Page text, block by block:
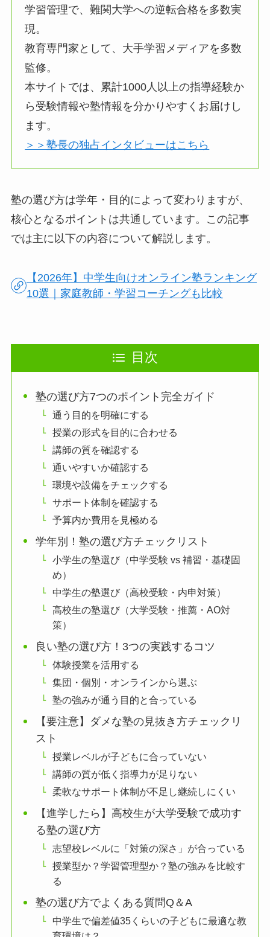
学習管理で、難関大学への逆転合格を多数実
現。
教育専門家として、大手学習メディアを多数
監修。
本サイトでは、累計1000人以上の指導経験か
ら受験情報や塾情報を分かりやすくお届けし
ます。
＞＞塾長の独占インタビューはこちら
塾の選び方は学年・目的によって変わりますが、
核心となるポイントは共通しています。この記事
では主に以下の内容について解説します。
【2026年】中学生向けオンライン塾ランキング
10選｜家庭教師・学習コーチングも比較
目次
塾の選び方7つのポイント完全ガイド
通う目的を明確にする
授業の形式を目的に合わせる
講師の質を確認する
通いやすいか確認する
環境や設備をチェックする
サポート体制を確認する
予算内か費用を見極める
学年別！塾の選び方チェックリスト
小学生の塾選び（中学受験 vs 補習・基礎固
め）
中学生の塾選び（高校受験・内申対策）
高校生の塾選び（大学受験・推薦・AO対
策）
良い塾の選び方！3つの実践するコツ
体験授業を活用する
集団・個別・オンラインから選ぶ
塾の強みが通う目的と合っている
【要注意】ダメな塾の見抜き方チェックリ
スト
授業レベルが子どもに合っていない
講師の質が低く指導力が足りない
柔軟なサポート体制が不足し継続しにくい
【進学したら】高校生が大学受験で成功す
る塾の選び方
志望校レベルに「対策の深さ」が合っている
授業型か？学習管理型か？塾の強みを比較す
る
塾の選び方でよくある質問Q＆A
中学生で偏差値35くらいの子どもに最適な教